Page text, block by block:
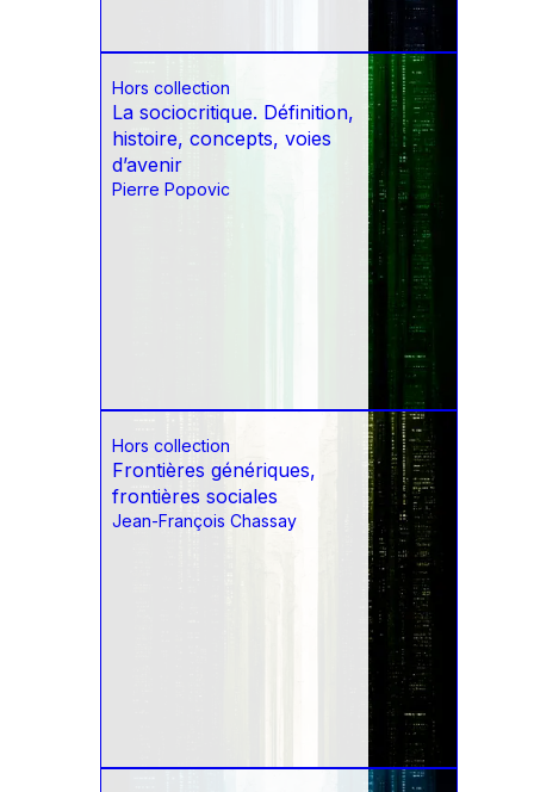
Hors collection
La sociocritique. Définition,
histoire, concepts, voies
d’avenir
Pierre Popovic
Hors collection
Frontières génériques,
frontières sociales
Jean-François Chassay